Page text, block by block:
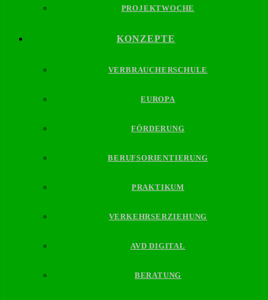
PROJEKTWOCHE
KONZEPTE
VERBRAUCHERSCHULE
EUROPA
FÖRDERUNG
BERUFSORIENTIERUNG
PRAKTIKUM
VERKEHRSERZIEHUNG
AVD DIGITAL
BERATUNG